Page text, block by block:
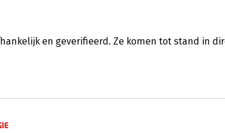
en geverifieerd. Ze komen tot stand in